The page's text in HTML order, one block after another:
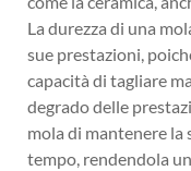
La durezza di una
sue prestazioni,
capacità di tagliare
degrado delle
mola di mantenere la
tempo, rendendola